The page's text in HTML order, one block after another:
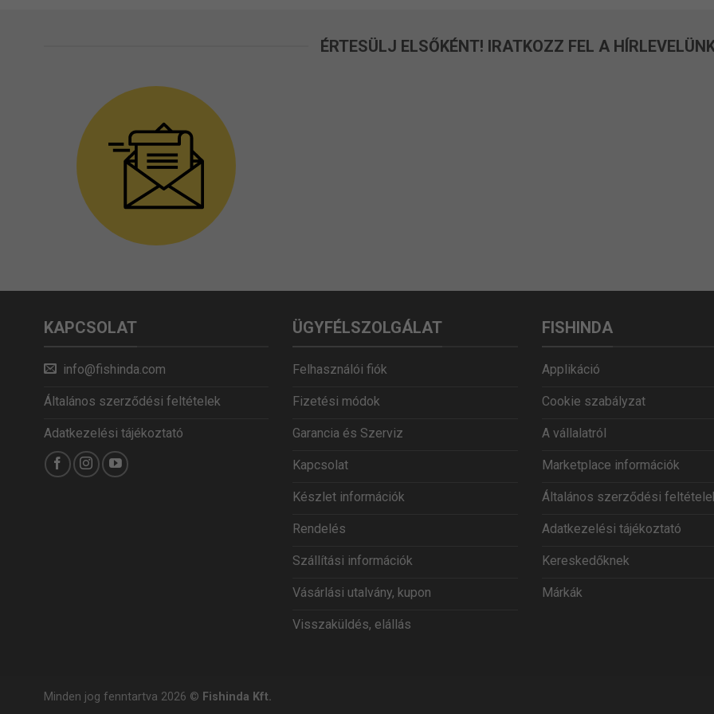
ÉRTESÜLJ ELSŐKÉNT! IRATKOZZ FEL A
KAPCSOLAT
info@fishinda.com
Általános szerződési feltételek
Adatkezelési tájékoztató
ÜGYFÉLSZOLGÁLAT
Felhasználói fiók
Fizetési módok
Garancia és Szerviz
Kapcsolat
Készlet információk
Rendelés
Szállítási információk
Vásárlási utalvány, kupon
Visszaküldés, elállás
FISHINDA
Applikáció
Cookie szabályzat
A vállalatról
Marketplace információk
Általános szerződési
Adatkezelési tájékoztató
Kereskedőknek
Márkák
Minden jog fenntartva 2026 © Fishinda Kft.